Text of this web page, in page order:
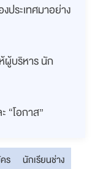
ประเทศมาอย่าง
ผู้บริหาร นัก
“โอกาส”
ร
นักเรียนช่าง